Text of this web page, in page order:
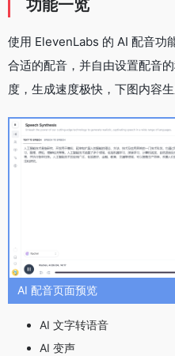
功能一览
使用 ElevenLabs 的 AI 配音功
合适的配音，并自由设置配音
度，生成速度极快，下图内容生
AI 配音页面预览
AI 文字转语音
AI 变声